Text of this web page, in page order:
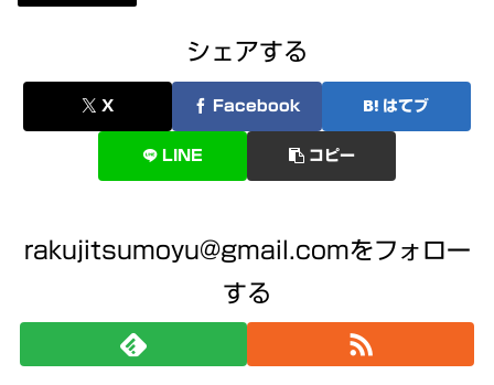
シェアする
X Facebook はてブ
LINE コピー
rakujitsumoyu@gmail.comをフォロー
する